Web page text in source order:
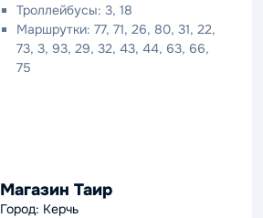
Троллейбусы: 3, 18
Маршрутки: 77, 71, 26, 80, 31, 22,
73, 3, 93, 29, 32, 43, 44, 63, 66,
75
Магазин Таир
Город: Керчь